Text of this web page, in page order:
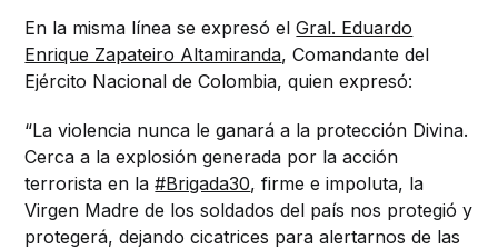
En la misma línea se expresó elGral. Eduardo
Enrique Zapateiro Altamiranda, Comandante del
Ejército Nacional de Colombia, quien expresó:
“La violencia nunca le ganará a la protección Divina.
Cerca a la explosión generada por la acción
terrorista en la#Brigada30, firme e impoluta, la
Virgen Madre de los soldados del país nos protegió y
protegerá, dejando cicatrices para alertarnos de las